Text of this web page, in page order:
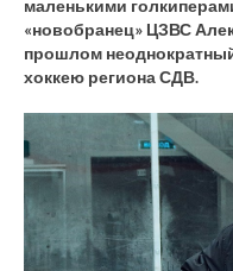
маленькими
«новобранец» ЦЗВС
прошлом
хоккею региона СДВ.